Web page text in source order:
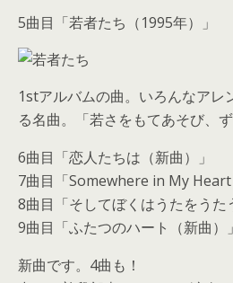
5曲目「若者たち（1995年）」
1stアルバムの曲。いろんなアレ
る名曲。「若さをもてあそび、
6曲目「恋人たちは（新曲）」
7曲目「Somewhere in My Heart
8曲目「そしてぼくはうたをうた
9曲目「ふたつのハート（新曲）」
新曲です。4曲も！